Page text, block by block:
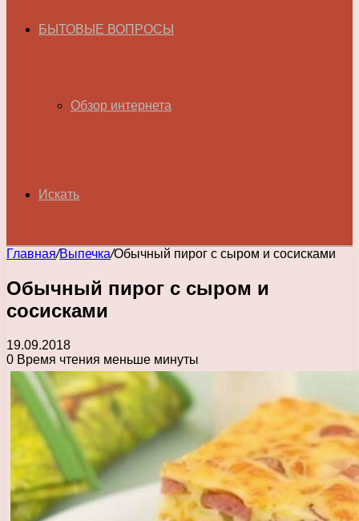
БЫТОВЫЕ ВОПРОСЫ
Обзор интернета
Искать
Главная/Выпечка/Обычный пирог с сыром и сосисками
Обычный пирог с сыром и
сосисками
19.09.2018
0 Время чтения меньше минуты